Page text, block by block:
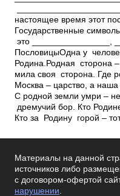
Материалы на данной
источников либо
с договором-офертой
нарушении.